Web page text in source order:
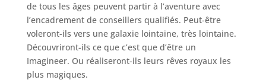
de tous les âges peuvent partir à l’aventure avec
l’encadrement de conseillers qualifiés. Peut-être
voleront-ils vers une galaxie lointaine, très lointaine.
Découvriront-ils ce que c’est que d’être un
Imagineer. Ou réaliseront-ils leurs rêves royaux les
plus magiques.